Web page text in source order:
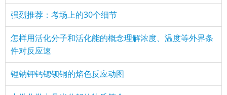
强烈推荐：考场上的30个细节
怎样用活化分子和活化能的概念理解浓度、温度等外界条
件对反应速
锂钠钾钙锶钡铜的焰色反应动图